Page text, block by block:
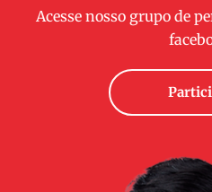
Acesse nosso grupo de